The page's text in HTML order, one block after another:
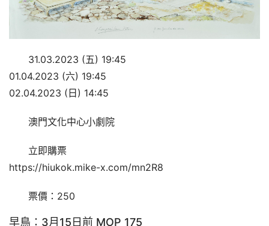
31.03.2023 (五) 19:45
01.04.2023 (六) 19:45
02.04.2023 (日) 14:45
澳門文化中心小劇院
立即購票
https://hiukok.mike-x.com/mn2R8
票價：250
早鳥：3月15日前 MOP 175